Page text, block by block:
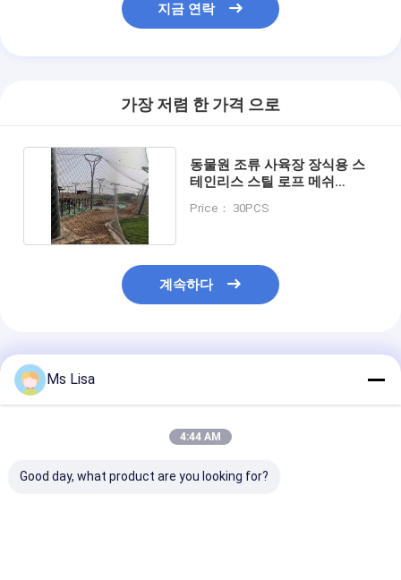
지금 연락
가장 저렴 한 가격 으로
동물원 조류 사육장 장식용 스
테인리스 스틸 로프 메쉬
Price： 30PCS
계속하다
추천된 제품
Ms Lisa
4:44 AM
Good day, what product are you looking for?